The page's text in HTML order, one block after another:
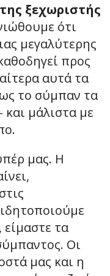
ξεχωριστής
ότι
μεγαλύτερης
προς
αυτά τα
το σύμπαν τα
και μάλιστα με
μας. Η
τα
Οι
μας και η